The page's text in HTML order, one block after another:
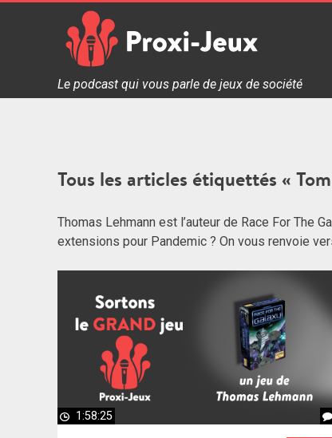
Proxi Jeux - Le podcast qui vous parle de jeux de
Le podcast qui vous parle de jeux de société
Tous les articles étiquettés «
Thomas Lehmann est l’auteur de Race For The
extensions pour Pandemic ? On vous renvoie
1:58:25